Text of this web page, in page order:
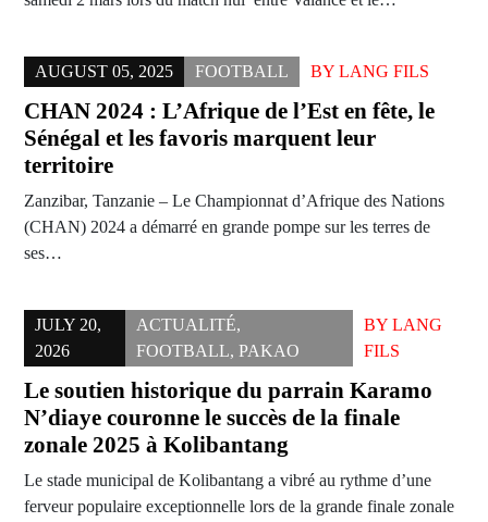
AUGUST 05, 2025 FOOTBALL BY LANG FILS
CHAN 2024 : L’Afrique de l’Est en fête, le
Sénégal et les favoris marquent leur
territoire
Zanzibar, Tanzanie – Le Championnat d’Afrique des Nations
(CHAN) 2024 a démarré en grande pompe sur les terres de
ses…
JULY 20,
2026
ACTUALITÉ,
FOOTBALL,PAKAO
BY LANG
FILS
Le soutien historique du parrain Karamo
N’diaye couronne le succès de la finale
zonale 2025 à Kolibantang
Le stade municipal de Kolibantang a vibré au rythme d’une
ferveur populaire exceptionnelle lors de la grande finale zonale